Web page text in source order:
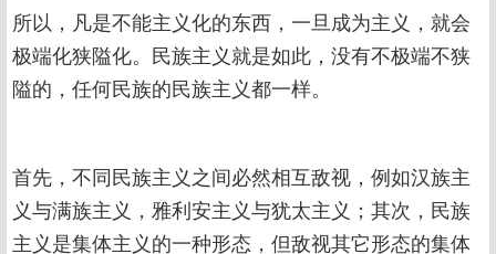
所以，凡是不能主义化的东西，一旦成为主义，就会
极端化狭隘化。民族主义就是如此，没有不极端不狭
隘的，任何民族的民族主义都一样。
首先，不同民族主义之间必然相互敌视，例如汉族主
义与满族主义，雅利安主义与犹太主义；其次，民族
主义是集体主义的一种形态，但敌视其它形态的集体